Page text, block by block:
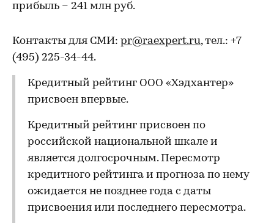
прибыль – 241 млн руб.
Контакты для СМИ: pr@raexpert.ru, тел.: +7
(495) 225-34-44.
Кредитный рейтинг ООО «Хэдхантер»
присвоен впервые.
Кредитный рейтинг присвоен по
российской национальной шкале и
является долгосрочным. Пересмотр
кредитного рейтинга и прогноза по нему
ожидается не позднее года с даты
присвоения или последнего пересмотра.